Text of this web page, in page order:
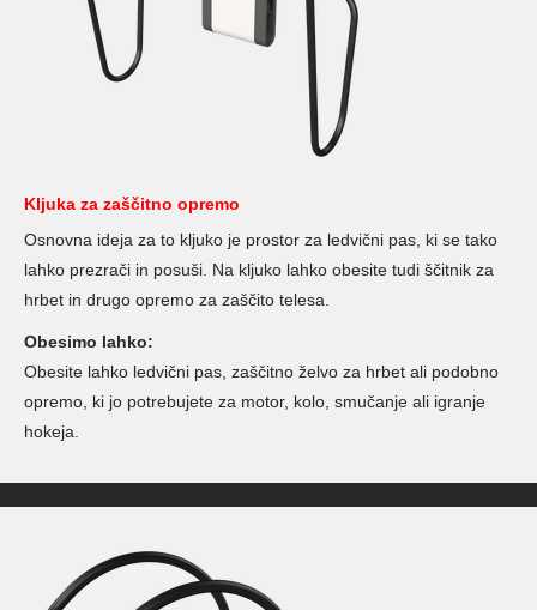
Kljuka za zaščitno opremo
Osnovna ideja za to kljuko je prostor za ledvični pas, ki se tako
lahko prezrači in posuši. Na kljuko lahko obesite tudi ščitnik za
hrbet in drugo opremo za zaščito telesa.
Obesimo lahko:
Obesite lahko ledvični pas, zaščitno želvo za hrbet ali podobno
opremo, ki jo potrebujete za motor, kolo, smučanje ali igranje
hokeja.